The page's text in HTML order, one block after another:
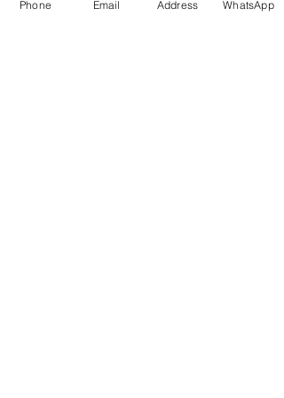
Phone Email Address WhatsApp